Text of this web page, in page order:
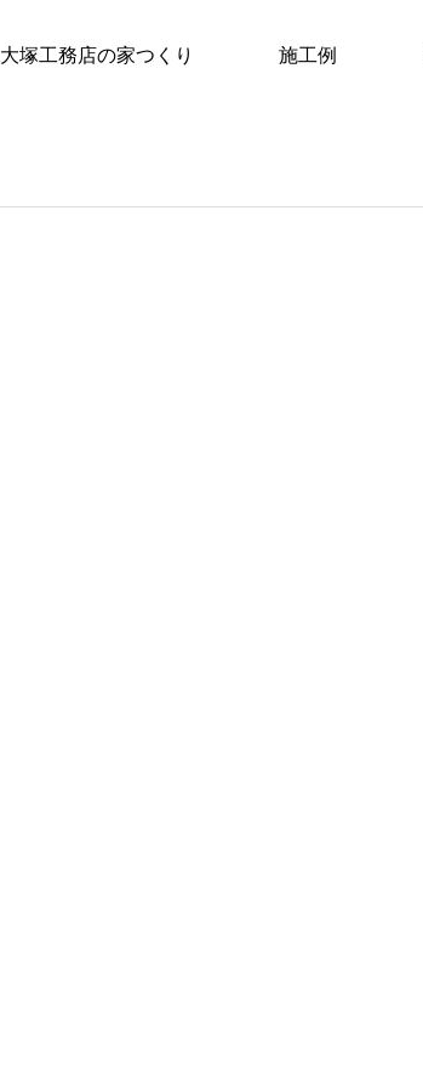
大塚工務店の家つくり 施工例